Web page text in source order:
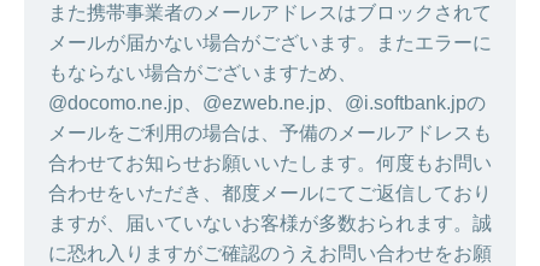
また携帯事業者のメールアドレスはブロックされて
メールが届かない場合がございます。またエラーに
もならない場合がございますため、
@docomo.ne.jp、@ezweb.ne.jp、@i.softbank.jpの
メールをご利用の場合は、予備のメールアドレスも
合わせてお知らせお願いいたします。何度もお問い
合わせをいただき、都度メールにてご返信しており
ますが、届いていないお客様が多数おられます。誠
に恐れ入りますがご確認のうえお問い合わせをお願